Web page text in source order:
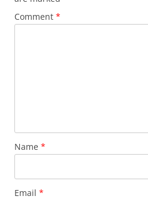
Comment *
Name *
Email *